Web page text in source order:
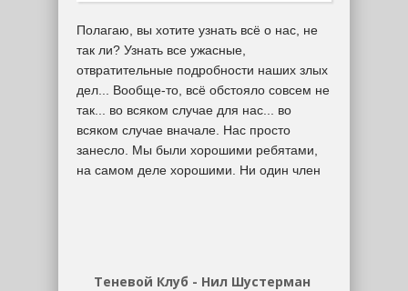
Полагаю, вы хотите узнать всё о нас, не
так ли? Узнать все ужасные,
отвратительные подробности наших злых
дел... Вообще-то, всё обстояло совсем не
так... во всяком случае для нас... во
всяком случае вначале. Нас просто
занесло. Мы были хорошими ребятами,
на самом деле хорошими. Ни один член
Теневой Клуб - Нил Шустерман